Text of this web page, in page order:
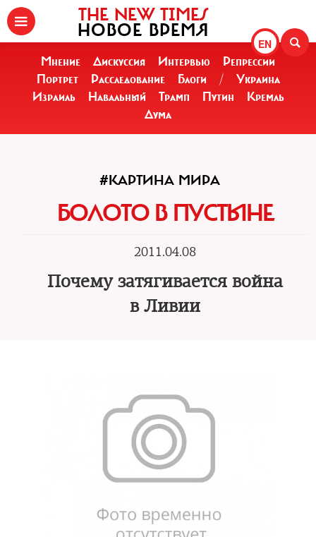
EN
THE NEW TIMES
НОВОЕ ВРЕМЯ
Мнение Дискуссия Интервью
Репрессии
Портрет
Расследование Блоги /
Украина
Израиль
Навальный Трамп Путин
Кремль
Дума
#КАРТИНА МИРА
БОЛОТО В ПУСТЫНЕ
2011.04.08
Почему затягивается война
в Ливии